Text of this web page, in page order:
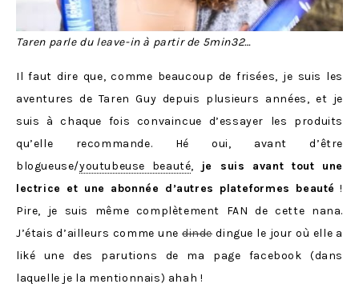
Taren parle du leave-in à partir de 5min32…
Il faut dire que, comme beaucoup de frisées, je suis les
aventures de Taren Guy depuis plusieurs années, et je
suis à chaque fois convaincue d’essayer les produits
qu’elle recommande. Hé oui, avant d’être
blogueuse/youtubeuse beauté,
je suis avant tout une
lectrice et une abonnée d’autres plateformes beauté !
Pire, je suis même complètement FAN de cette nana.
J’étais d’ailleurs comme unedinde dingue le jour où elle a
liké une des parutions de ma page facebook (dans
laquelle je la mentionnais) ahah !